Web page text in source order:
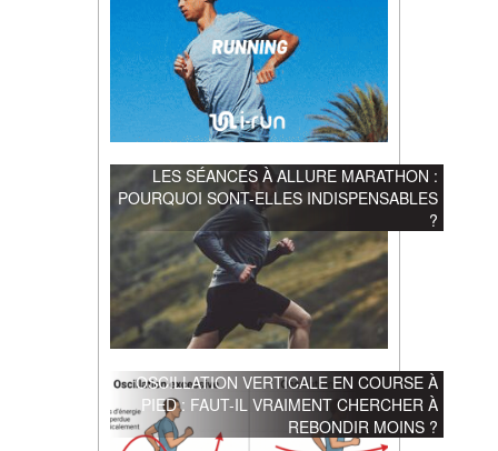
LES SÉANCES À ALLURE MARATHON :
POURQUOI SONT-ELLES INDISPENSABLES
?
OSCILLATION VERTICALE EN COURSE À
PIED : FAUT-IL VRAIMENT CHERCHER À
REBONDIR MOINS ?